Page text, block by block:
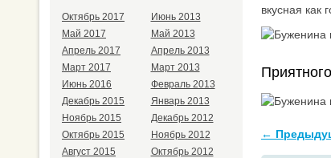
вкусная как
←
Октябрь 2017
Май 2017
Апрель 2017
Март 2017
Июнь 2016
Декабрь 2015
Ноябрь 2015
Октябрь 2015
Август 2015
Июнь 2013
Май 2013
Апрель 2013
Март 2013
Февраль 2013
Январь 2013
Декабрь 2012
Ноябрь 2012
Октябрь 2012